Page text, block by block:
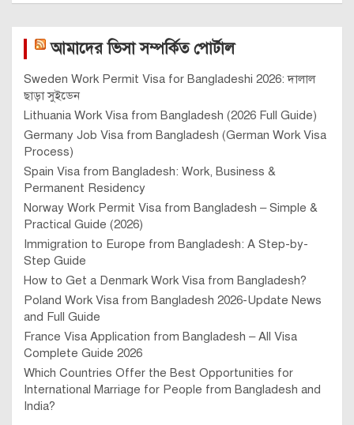
আমাদের ভিসা সম্পর্কিত পোর্টাল
Sweden Work Permit Visa for Bangladeshi 2026: দালাল
ছাড়া সুইডেন
Lithuania Work Visa from Bangladesh (2026 Full Guide)
Germany Job Visa from Bangladesh (German Work Visa
Process)
Spain Visa from Bangladesh: Work, Business &
Permanent Residency
Norway Work Permit Visa from Bangladesh – Simple &
Practical Guide (2026)
Immigration to Europe from Bangladesh: A Step-by-
Step Guide
How to Get a Denmark Work Visa from Bangladesh?
Poland Work Visa from Bangladesh 2026-Update News
and Full Guide
France Visa Application from Bangladesh – All Visa
Complete Guide 2026
Which Countries Offer the Best Opportunities for
International Marriage for People from Bangladesh and
India?